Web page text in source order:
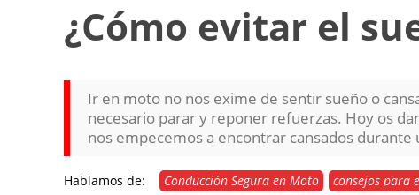
¿Cómo evitar el
Ir en moto no nos exime de sentir sueño o
necesario parar y reponer refuerzas. Hoy os
nos empecemos a encontrar cansados durante
Hablamos de: Conducción Segura en Moto consejos para